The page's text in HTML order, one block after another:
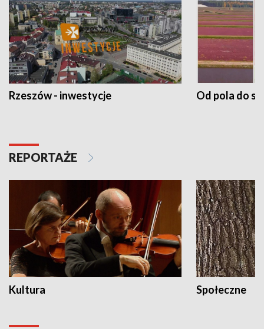
Rzeszów - inwestycje Od pola do
REPORTAŻE
Kultura Społeczne